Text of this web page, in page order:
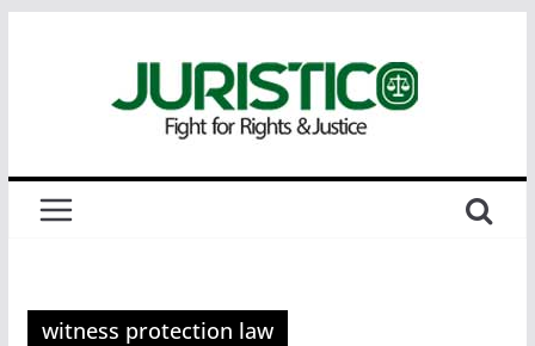
witness protection law